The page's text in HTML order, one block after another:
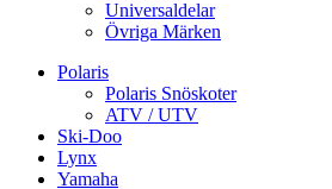
Universaldelar
Övriga Märken
Polaris
Polaris Snöskoter
ATV / UTV
Ski-Doo
Lynx
Yamaha